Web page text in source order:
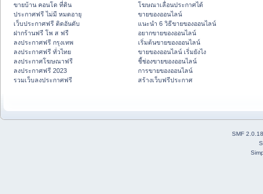
ขายบ้าน คอนโด ที่ดิน
ประกาศฟรี ไม่มี หมดอายุ
เว็บประกาศฟรี ติดอันดับ
ฝากร้านฟรี โพ ส ฟรี
ลงประกาศฟรี กรุงเทพ
ลงประกาศฟรี ทั่วไทย
ลงประกาศโฆษณาฟรี
ลงประกาศฟรี 2023
รวมเว็บลงประกาศฟรี
โฆษณาเลื่อนประกาศได้
ขายของออนไลน์
แนะนำ 6 วิธีขายของออนไลน์
อยากขายของออนไลน์
เริ่มต้นขายของออนไลน์
ขายของออนไลน์ เริ่มยังไง
ชี้ช่องขายของออนไลน์
การขายของออนไลน์
สร้างเว็บฟรีประกาศ
SMF 2.0.18